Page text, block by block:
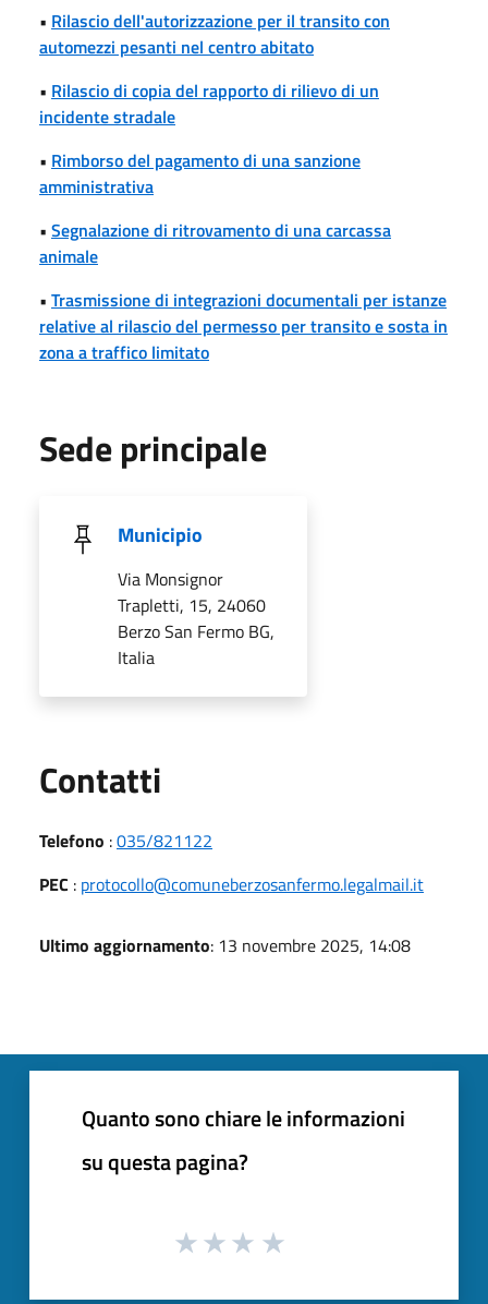
• Rilascio dell'autorizzazione per il transito con
automezzi pesanti nel centro abitato
• Rilascio di copia del rapporto di rilievo di un
incidente stradale
• Rimborso del pagamento di una sanzione
amministrativa
• Segnalazione di ritrovamento di una carcassa
animale
• Trasmissione di integrazioni documentali per istanze
relative al rilascio del permesso per transito e sosta in
zona a traffico limitato
Sede principale
Municipio
Via Monsignor
Trapletti, 15, 24060
Berzo San Fermo BG,
Italia
Contatti
Telefono :035/821122
PEC : protocollo@comuneberzosanfermo.legalmail.it
Ultimo aggiornamento: 13 novembre 2025, 14:08
Quanto sono chiare le informazioni
su questa pagina?